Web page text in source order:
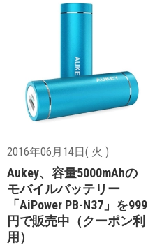
2016年06月14日( 火 )
Aukey、容量5000mAhの
モバイルバッテリー
「AiPower PB-N37」を999
円で販売中（クーポン利
用）